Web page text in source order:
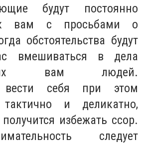
будут постоянно
к вам с просьбами о
обстоятельства будут
вмешиваться в дела
вам людей.
вести себя при этом
и деликатно,
избежать ссор.
следует